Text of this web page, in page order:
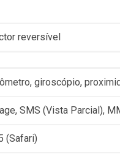
reversível
giroscópio,
SMS (Vista Parcial),
(Safari)